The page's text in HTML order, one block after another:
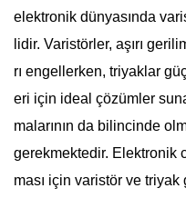
elektronik dünyasında
lidir. Varistörler, aşırı
rı engellerken, triyaklar
eri için ideal çözümler
malarının da bilincinde
gerekmektedir. Elektronik
ması için varistör ve